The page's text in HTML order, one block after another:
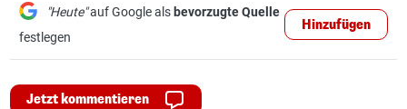
"Heute"auf Google als bevorzugte Quelle
festlegen
Hinzufügen
Jetzt kommentieren